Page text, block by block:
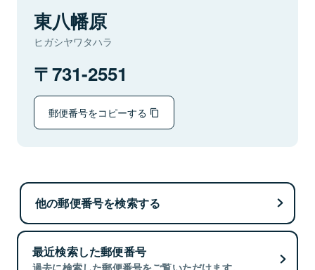
東八幡原
ヒガシヤワタハラ
731-2551
郵便番号をコピーする
他の郵便番号を検索する
最近検索した郵便番号